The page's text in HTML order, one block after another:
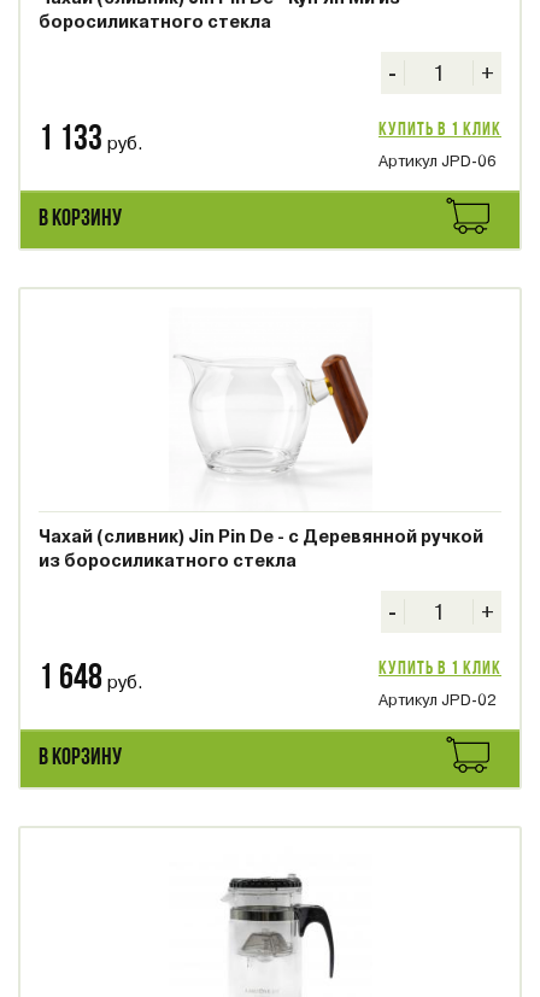
боросиликатного стекла
- +
1 133 руб.
Купить в 1 клик
Артикул JPD-06
В КОРЗИНУ
Чахай (сливник) Jin Pin De - с Деревянной ручкой
из боросиликатного стекла
- +
1 648 руб.
Купить в 1 клик
Артикул JPD-02
В КОРЗИНУ